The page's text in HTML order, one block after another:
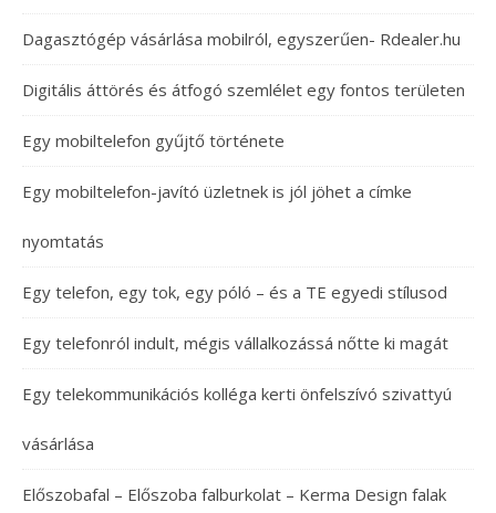
Dagasztógép vásárlása mobilról, egyszerűen- Rdealer.hu
Digitális áttörés és átfogó szemlélet egy fontos területen
Egy mobiltelefon gyűjtő története
Egy mobiltelefon-javító üzletnek is jól jöhet a címke
nyomtatás
Egy telefon, egy tok, egy póló – és a TE egyedi stílusod
Egy telefonról indult, mégis vállalkozássá nőtte ki magát
Egy telekommunikációs kolléga kerti önfelszívó szivattyú
vásárlása
Előszobafal – Előszoba falburkolat – Kerma Design falak